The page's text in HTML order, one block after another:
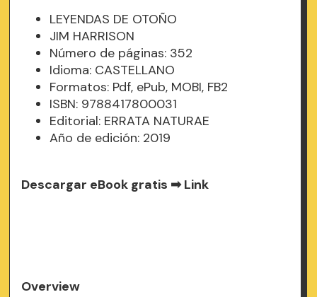
LEYENDAS DE OTOÑO
JIM HARRISON
Número de páginas: 352
Idioma: CASTELLANO
Formatos: Pdf, ePub, MOBI, FB2
ISBN: 9788417800031
Editorial: ERRATA NATURAE
Año de edición: 2019
Descargar eBook gratis ➡Link
Overview